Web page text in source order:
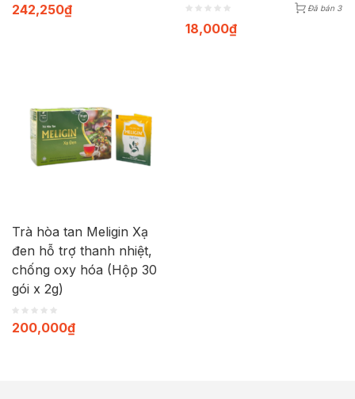
242,250₫ Đã bán 3
18,000₫
Trà hòa tan Meligin Xạ
đen hỗ trợ thanh nhiệt,
chống oxy hóa (Hộp 30
gói x 2g)
200,000₫